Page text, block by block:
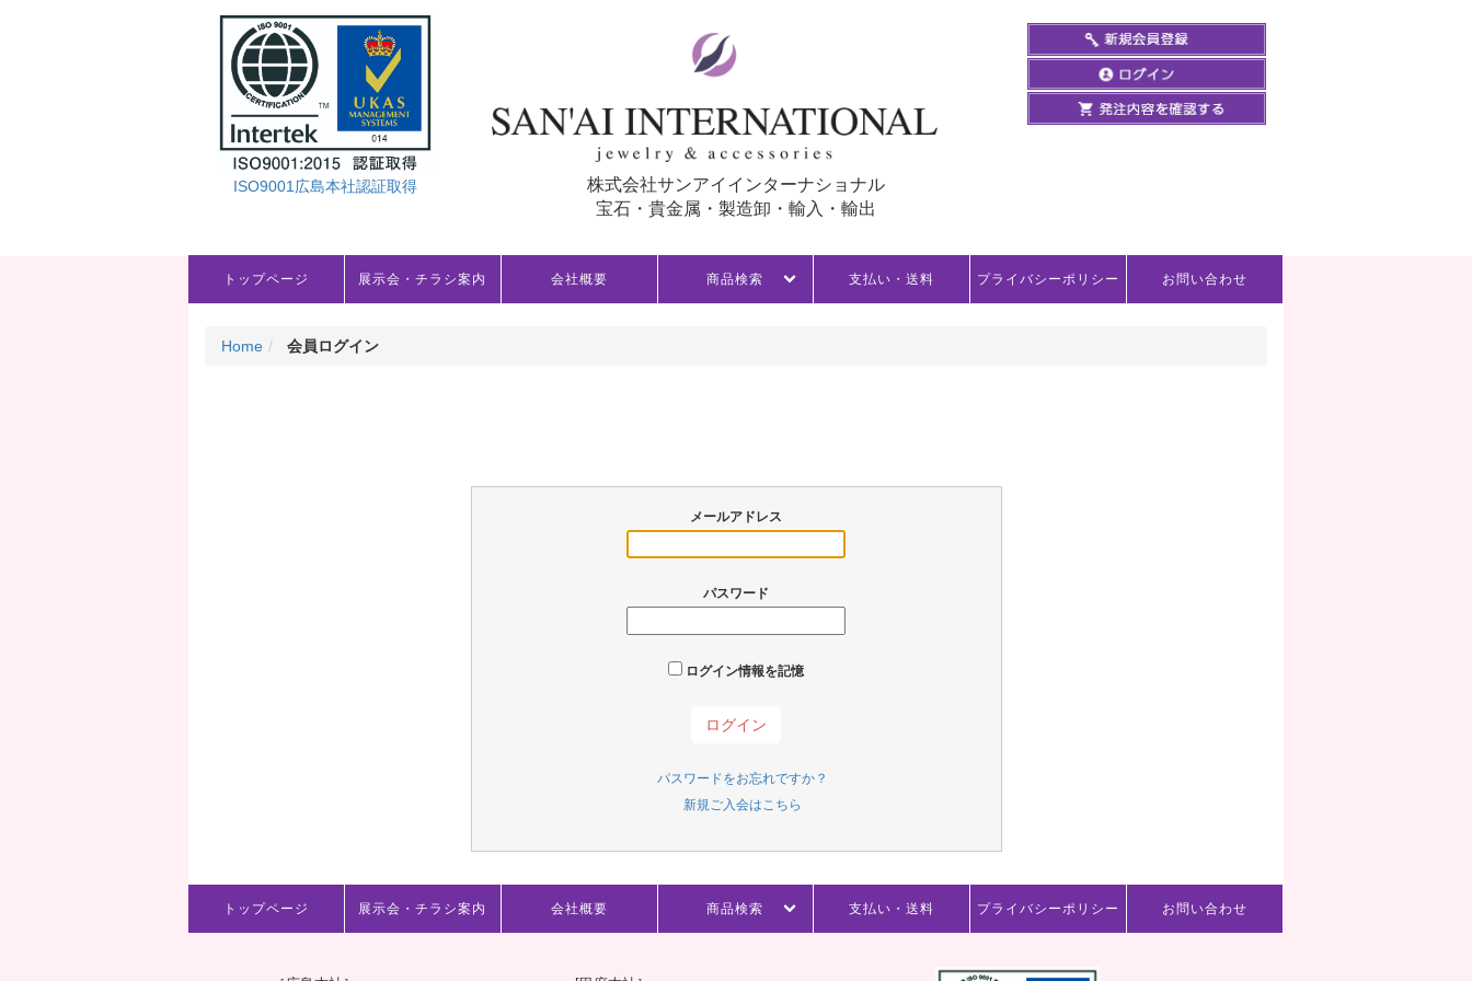
ISO9001広島本社認証取得
株式会社サンアイインターナショナル
宝石・貴金属・製造卸・輸入・輸出
トップページ 展示会・チラシ案内 会社概要 商品検索 支払い・送料 プライバシーポリシー お問い合わせ
Home 会員ログイン
メールアドレス
パスワード
ログイン情報を記憶
パスワードをお忘れですか？
新規ご入会はこちら
トップページ 展示会・チラシ案内 会社概要 商品検索 支払い・送料 プライバシーポリシー お問い合わせ